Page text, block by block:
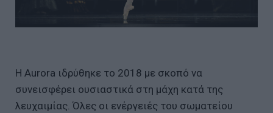
H Aurora ιδρύθηκε το 2018 με σκοπό να
συνεισφέρει ουσιαστικά στη μάχη κατά της
λευχαιμίας. Όλες οι ενέργειές του σωματείου